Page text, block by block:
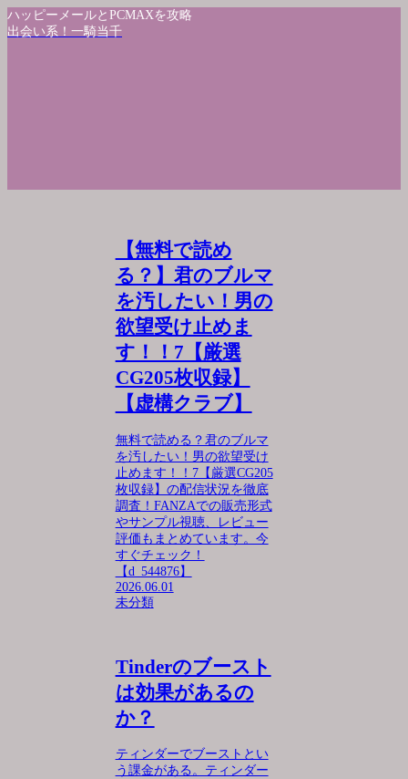
ハッピーメールとPCMAXを攻略
出会い系！一騎当千
【無料で読め
る？】君のブルマ
を汚したい！男の
欲望受け止めま
す！！7【厳選
CG205枚収録】
【虚構クラブ】
無料で読める？君のブルマ
を汚したい！男の欲望受け
止めます！！7【厳選CG205
枚収録】の配信状況を徹底
調査！FANZAでの販売形式
やサンプル視聴、レビュー
評価もまとめています。今
すぐチェック！
【d_544876】
2026.06.01
未分類
Tinderのブースト
は効果があるの
か？
ティンダーでブーストとい
う課金がある。ティンダー